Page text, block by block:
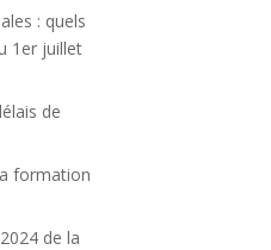
: quels
1er juillet
de
formation
de la